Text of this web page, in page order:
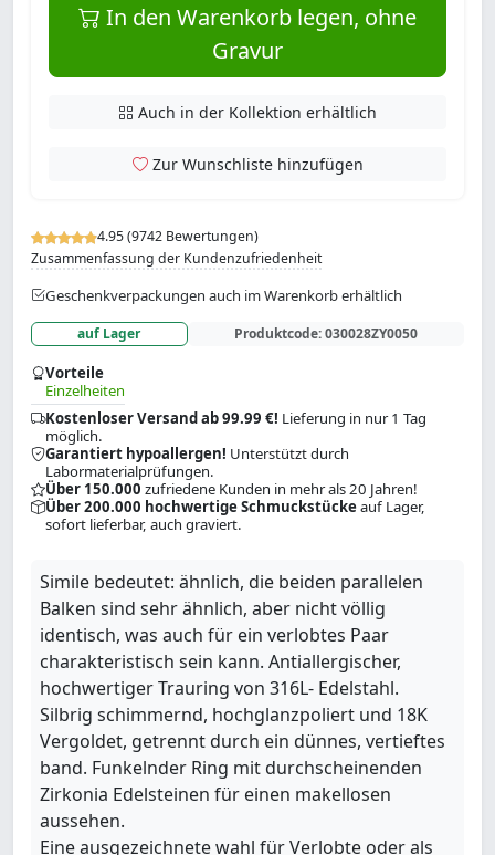
4.95 (9742 Bewertungen)
Zusammenfassung der Kundenzufriedenheit
Geschenkverpackungen auch im Warenkorb erhältlich
auf Lager Produktcode:030028ZY0050
Vorteile
Einzelheiten
Kostenloser Versand ab 99.99 €! Lieferung in nur 1 Tag
möglich.
Garantiert hypoallergen! Unterstützt durch
Labormaterialprüfungen.
Über 150.000 zufriedene Kunden in mehr als 20 Jahren!
Über 200.000 hochwertige Schmuckstückeauf Lager,
sofort lieferbar, auch graviert.
In den Warenkorb legen, ohne
Gravur
Auch in der Kollektion erhältlich
Zur Wunschliste hinzufügen
Simile bedeutet: ähnlich, die beiden parallelen
Balken sind sehr ähnlich, aber nicht völlig
identisch, was auch für ein verlobtes Paar
charakteristisch sein kann. Antiallergischer,
hochwertiger Trauring von 316L- Edelstahl.
Silbrig schimmernd, hochglanzpoliert und 18K
Vergoldet, getrennt durch ein dünnes, vertieftes
band. Funkelnder Ring mit durchscheinenden
Zirkonia Edelsteinen für einen makellosen
aussehen.
Eine ausgezeichnete wahl für Verlobte oder als